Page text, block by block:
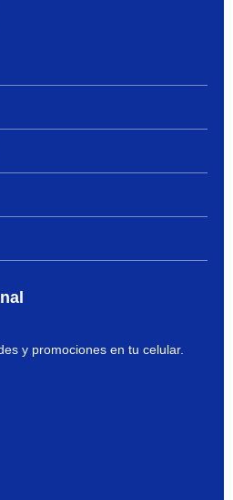
y promociones en tu celular.